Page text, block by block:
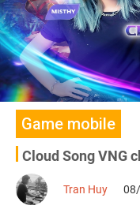
Game mobile
Cloud Song VNG
Tran Huy